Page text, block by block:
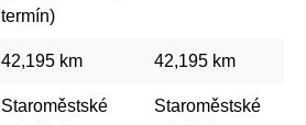
termín)
42,195 km 42,195 km
Staroměstské
Staroměstské